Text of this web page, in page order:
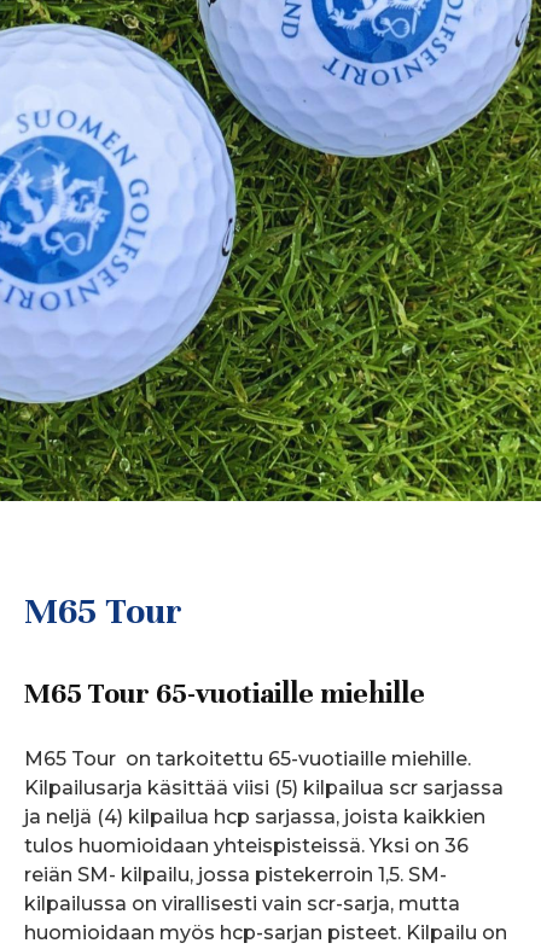
M65 Tour
M65 Tour 65-vuotiaille miehille
M65 Tour on tarkoitettu 65-vuotiaille miehille.
Kilpailusarja käsittää viisi (5) kilpailua scr sarjassa
ja neljä (4) kilpailua hcp sarjassa, joista kaikkien
tulos huomioidaan yhteispisteissä. Yksi on 36
reiän SM- kilpailu, jossa pistekerroin 1,5. SM-
kilpailussa on virallisesti vain scr-sarja, mutta
huomioidaan myös hcp-sarjan pisteet. Kilpailu on